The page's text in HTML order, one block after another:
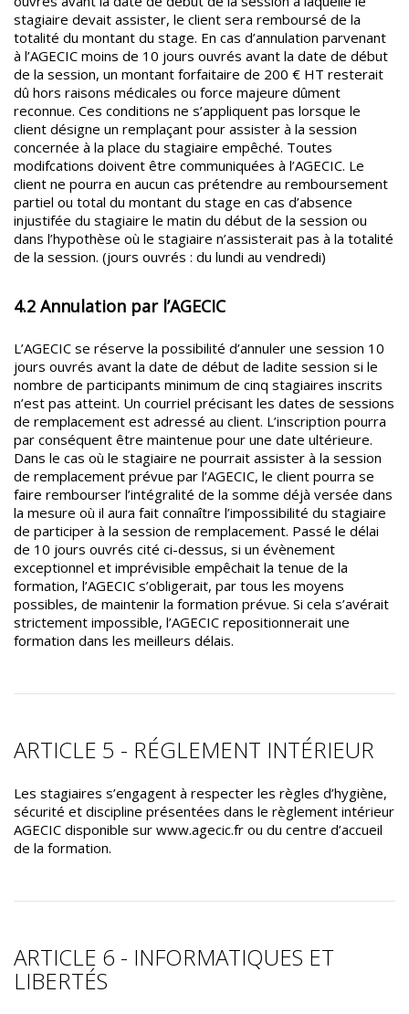
stagiaire devait assister, le client sera remboursé de la
totalité du montant du stage. En cas d’annulation parvenant
à l’AGECIC moins de 10 jours ouvrés avant la date de début
de la session, un montant forfaitaire de 200 € HT resterait
dû hors raisons médicales ou force majeure dûment
reconnue. Ces conditions ne s’appliquent pas lorsque le
client désigne un remplaçant pour assister à la session
concernée à la place du stagiaire empêché. Toutes
modifcations doivent être communiquées à l’AGECIC. Le
client ne pourra en aucun cas prétendre au remboursement
partiel ou total du montant du stage en cas d’absence
injustifée du stagiaire le matin du début de la session ou
dans l’hypothèse où le stagiaire n’assisterait pas à la totalité
de la session. (jours ouvrés : du lundi au vendredi)
4.2 Annulation par l’AGECIC
L’AGECIC se réserve la possibilité d’annuler une session 10
jours ouvrés avant la date de début de ladite session si le
nombre de participants minimum de cinq stagiaires inscrits
n’est pas atteint. Un courriel précisant les dates de sessions
de remplacement est adressé au client. L’inscription pourra
par conséquent être maintenue pour une date ultérieure.
Dans le cas où le stagiaire ne pourrait assister à la session
de remplacement prévue par l’AGECIC, le client pourra se
faire rembourser l’intégralité de la somme déjà versée dans
la mesure où il aura fait connaître l’impossibilité du stagiaire
de participer à la session de remplacement. Passé le délai
de 10 jours ouvrés cité ci-dessus, si un évènement
exceptionnel et imprévisible empêchait la tenue de la
formation, l’AGECIC s’obligerait, par tous les moyens
possibles, de maintenir la formation prévue. Si cela s’avérait
strictement impossible, l’AGECIC repositionnerait une
formation dans les meilleurs délais.
ARTICLE 5 - RÉGLEMENT INTÉRIEUR
Les stagiaires s’engagent à respecter les règles d’hygiène,
sécurité et discipline présentées dans le règlement intérieur
AGECIC disponible sur www.agecic.fr ou du centre d’accueil
de la formation.
ARTICLE 6 - INFORMATIQUES ET
LIBERTÉS